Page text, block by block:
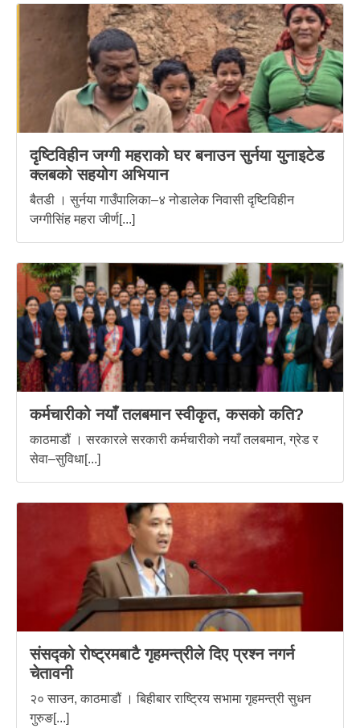
दृष्टिविहीन जग्गी महराको घर बनाउन सुर्नया युनाइटेड
क्लबको सहयोग अभियान
बैतडी । सुर्नया गाउँपालिका–४ नोडालेक निवासी दृष्टिविहीन
जग्गीसिंह महरा जीर्ण[...]
कर्मचारीको नयाँ तलबमान स्वीकृत, कसको कति?
काठमाडौं । सरकारले सरकारी कर्मचारीको नयाँ तलबमान, ग्रेड र
सेवा–सुविधा[...]
संसद्को रोष्ट्रमबाटै गृहमन्त्रीले दिए प्रश्न नगर्न
चेतावनी
२० साउन, काठमाडौं । बिहीबार राष्ट्रिय सभामा गृहमन्त्री सुधन
गुरुङ[...]